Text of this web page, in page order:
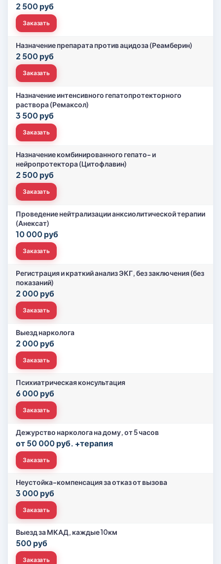
2 500 руб
Заказать
Назначение препарата против ацидоза (Реамберин)
2 500 руб
Заказать
Назначение интенсивного гепатопротекторного
раствора (Ремаксол)
3 500 руб
Заказать
Назначение комбинированного гепато- и
нейропротектора (Цитофлавин)
2 500 руб
Заказать
Проведение нейтрализации анксиолитической терапии
(Анексат)
10 000 руб
Заказать
Регистрация и краткий анализ ЭКГ, без заключения (без
показаний)
2 000 руб
Заказать
Выезд нарколога
2 000 руб
Заказать
Психиатрическая консультация
6 000 руб
Заказать
Дежурство нарколога на дому, от 5 часов
от 50 000 руб. +терапия
Заказать
Неустойка-компенсация за отказ от вызова
3 000 руб
Заказать
Выезд за МКАД, каждые 10км
500 руб
Заказать